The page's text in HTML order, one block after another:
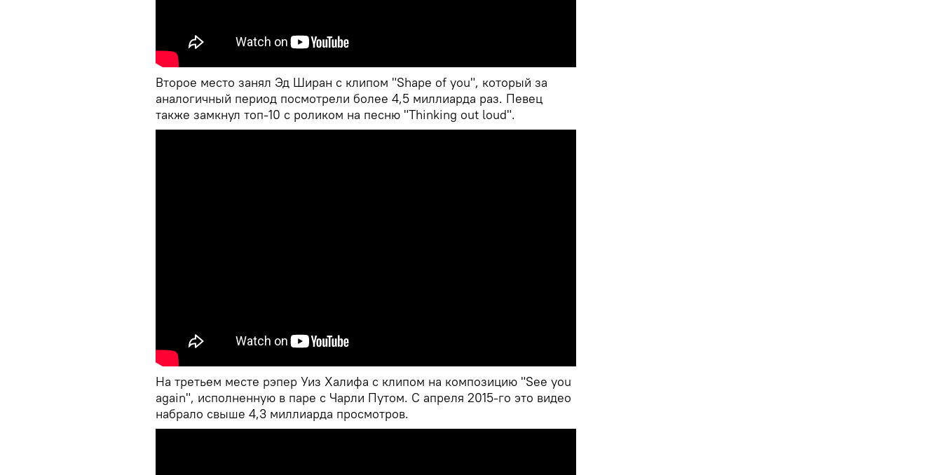
Второе место занял Эд Ширан с клипом "Shape of you", который за
аналогичный период посмотрели более 4,5 миллиарда раз. Певец
также замкнул топ-10 с роликом на песню "Thinking out loud".
На третьем месте рэпер Уиз Халифа с клипом на композицию "See you
again", исполненную в паре с Чарли Путом. С апреля 2015-го это видео
набрало свыше 4,3 миллиарда просмотров.